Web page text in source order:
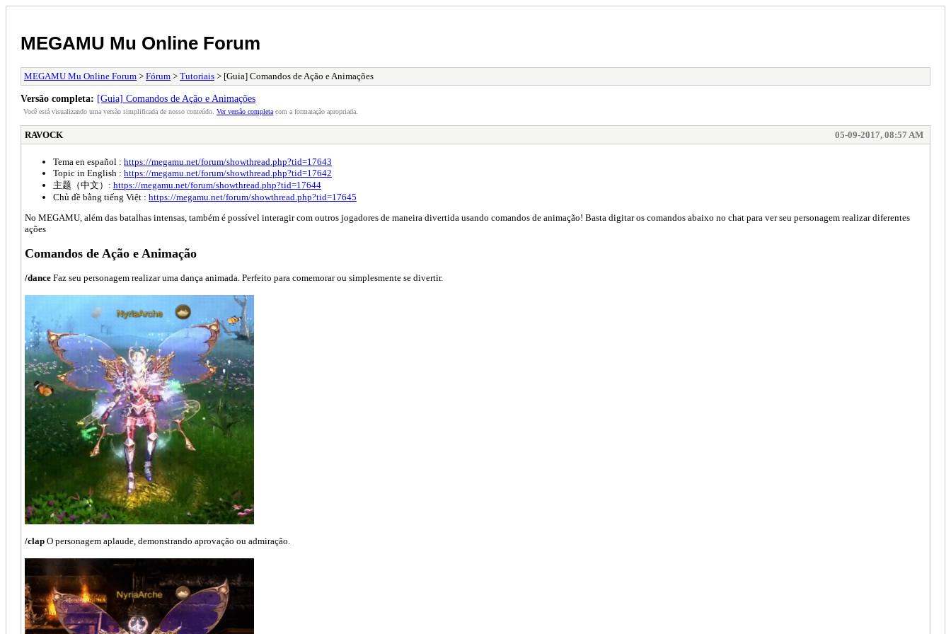
MEGAMU Mu Online Forum
MEGAMU Mu Online Forum > Fórum > Tutoriais > [Guia] Comandos de Ação e Animações
Versão completa: [Guia] Comandos de Ação e Animações
Você está visualizando uma versão simplificada de nosso conteúdo. Ver versão completa com a formatação apropriada.
RAVOCK 05-09-2017, 08:57 AM
Tema en español : https://megamu.net/forum/showthread.php?tid=17643
Topic in English : https://megamu.net/forum/showthread.php?tid=17642
主题（中文）: https://megamu.net/forum/showthread.php?tid=17644
Chủ đề bằng tiếng Việt : https://megamu.net/forum/showthread.php?tid=17645
No MEGAMU, além das batalhas intensas, também é possível interagir com outros jogadores de maneira divertida usando comandos de animação! Basta digitar os comandos abaixo no chat para ver seu personagem realizar diferentes
ações
Comandos de Ação e Animação
/dance Faz seu personagem realizar uma dança animada. Perfeito para comemorar ou simplesmente se divertir.
/clap O personagem aplaude, demonstrando aprovação ou admiração.